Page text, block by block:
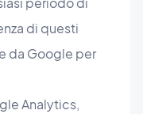
di questi
da Google per
Analytics,